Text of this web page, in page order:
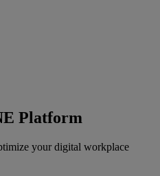
Platform
your digital workplace